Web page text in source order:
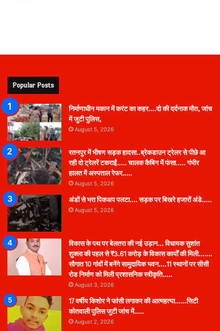
Popular Posts
निर्माणाधीन मकान में करंट का कहर….दो की दर्दनाक मौत, जांच
में जुटी पुलिस,
August 5, 2026
रतनपुर में भीषण सड़क हादसा..ब्रेकडाउन ट्रेलर से पीछे आ
रही दो ट्रेलरें टकराईं….. चालक कैबिन में फंसा….. गंभीर
हालत में अस्पताल रेफर…..
August 5, 2026
अंडों से भरा पिकअप पलटा…. सड़क पर बिखरे हजारों अंडे…..
August 5, 2026
विकास के पथ पर बेलतरा की नई उड़ान… विधायक सुशांत
शुक्ला की पहल से ₹3.61 करोड़ के विकास कार्यों की मिली…….
सौगात 10 गांवों में बनेंगे सामुदायिक भवन….11 स्थानों पर सीसी
रोड निर्माण को मिली प्रशासनिक स्वीकृति…..
August 3, 2026
17 वर्षीय किशोर ने फांसी लगाकर की आत्महत्या……सिटी
कोतवाली पुलिस जुटी जांच में…..
August 2, 2026